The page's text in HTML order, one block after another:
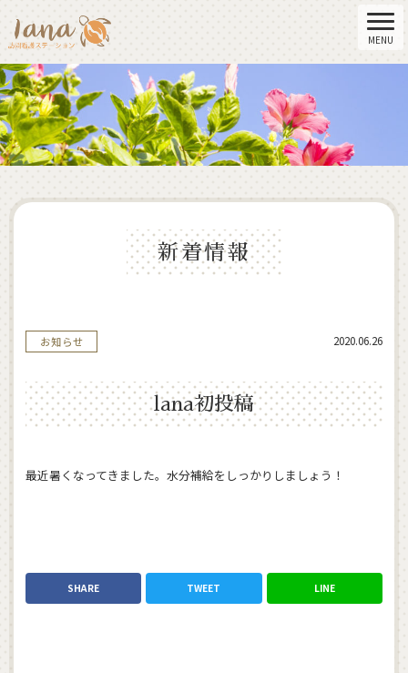
新着情報
お知らせ 2020.06.26
lana初投稿
最近暑くなってきました。水分補給をしっかりしましょう！
SHARE TWEET LINE